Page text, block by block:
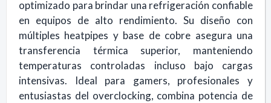
optimizado para brindar una refrigeración confiable
en equipos de alto rendimiento. Su diseño con
múltiples heatpipes y base de cobre asegura una
transferencia térmica superior, manteniendo
temperaturas controladas incluso bajo cargas
intensivas. Ideal para gamers, profesionales y
entusiastas del overclocking, combina potencia de